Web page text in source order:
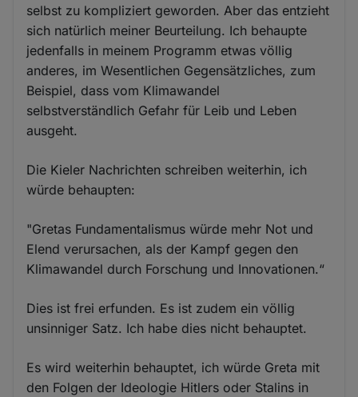
selbst zu kompliziert geworden. Aber das entzieht
sich natürlich meiner Beurteilung. Ich behaupte
jedenfalls in meinem Programm etwas völlig
anderes, im Wesentlichen Gegensätzliches, zum
Beispiel, dass vom Klimawandel
selbstverständlich Gefahr für Leib und Leben
ausgeht.
Die Kieler Nachrichten schreiben weiterhin, ich
würde behaupten:
"Gretas Fundamentalismus würde mehr Not und
Elend verursachen, als der Kampf gegen den
Klimawandel durch Forschung und Innovationen.“
Dies ist frei erfunden. Es ist zudem ein völlig
unsinniger Satz. Ich habe dies nicht behauptet.
Es wird weiterhin behauptet, ich würde Greta mit
den Folgen der Ideologie Hitlers oder Stalins in